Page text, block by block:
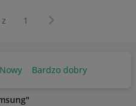
z 1 Następna strona
Nowy Bardzo dobry